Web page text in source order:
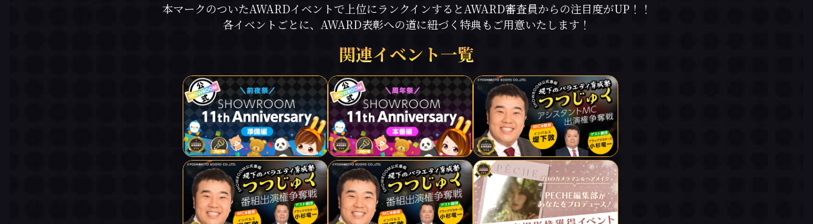
本マークのついたAWARDイベントで上位にランクインするとAWARD審査員からの注目度がUP！！
各イベントごとに、AWARD表彰への道に紐づく特典もご用意いたします！
関連イベント一覧